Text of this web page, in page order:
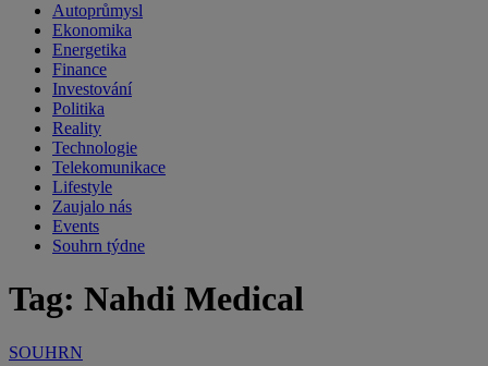
Autoprůmysl
Ekonomika
Energetika
Finance
Investování
Politika
Reality
Technologie
Telekomunikace
Lifestyle
Zaujalo nás
Events
Souhrn týdne
Tag: Nahdi Medical
SOUHRN